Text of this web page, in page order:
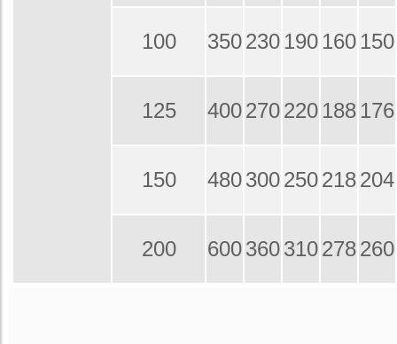
100 350230 190 160 150
125 400270220 188 176
150 480300250218204
200 600360310278260